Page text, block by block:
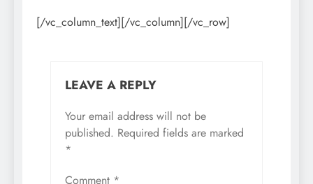
[/vc_column_text][/vc_column][/vc_row]
LEAVE A REPLY
Your email address will not be
published. Required fields are marked
*
Comment *